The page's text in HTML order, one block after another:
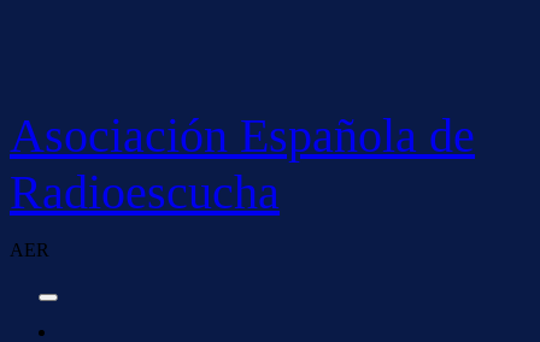
Asociación Española de
Radioescucha
AER